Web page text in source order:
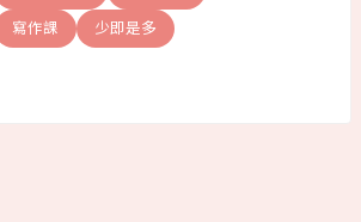
寫作課 少即是多